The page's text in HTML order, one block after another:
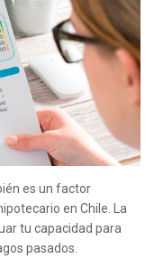
es un factor
en Chile. La
tu capacidad para
pasados.